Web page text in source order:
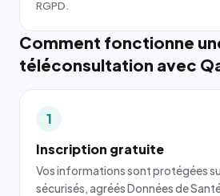
RGPD.
Comment fonctionne
téléconsultation avec
1
Inscription gratuite
Vos informations sont protégées
sécurisés, agréés Données de